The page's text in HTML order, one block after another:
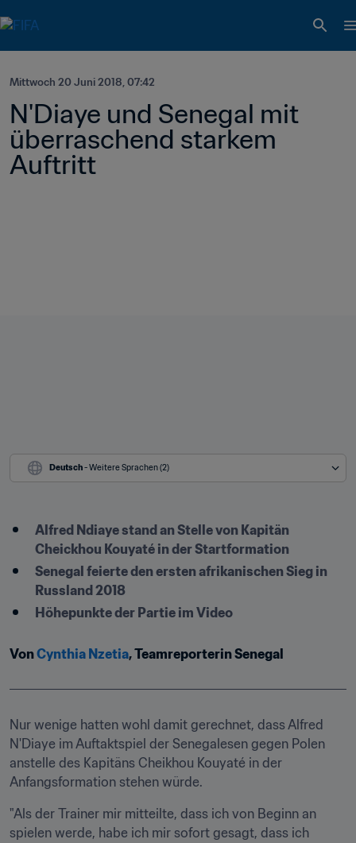
Mittwoch 20 Juni 2018, 07:42
N'Diaye und Senegal mit
überraschend starkem
Auftritt
Deutsch - Weitere Sprachen (2)
Alfred Ndiaye stand an Stelle von Kapitän
Cheickhou Kouyaté in der Startformation
Senegal feierte den ersten afrikanischen Sieg in
Russland 2018
Höhepunkte der Partie im Video
Von Cynthia Nzetia, Teamreporterin Senegal
Nur wenige hatten wohl damit gerechnet, dass Alfred
N'Diaye im Auftaktspiel der Senegalesen gegen Polen
anstelle des Kapitäns Cheikhou Kouyaté in der
Anfangsformation stehen würde.
"Als der Trainer mir mitteilte, dass ich von Beginn an
spielen werde, habe ich mir sofort gesagt, dass ich